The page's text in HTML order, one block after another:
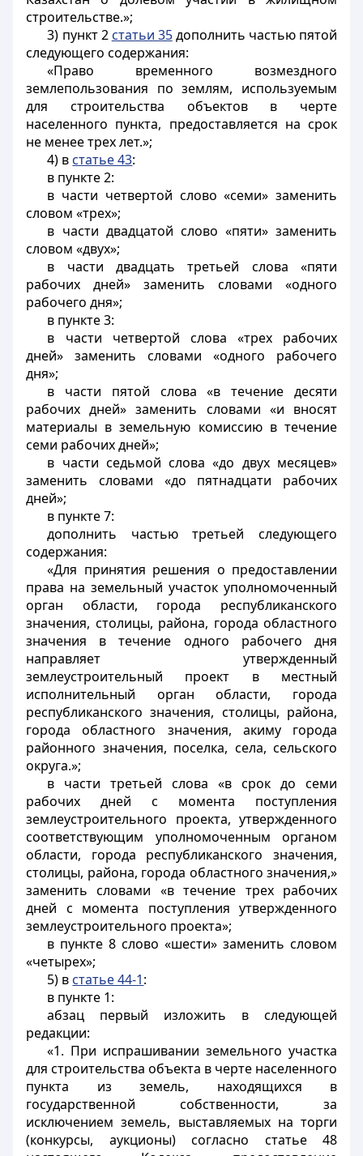
строительстве.»;
3) пункт 2 статьи 35дополнить частью пятой
следующего содержания:
«Право временного возмездного
землепользования по землям, используемым
для строительства объектов в черте
населенного пункта, предоставляется на срок
не менее трех лет.»;
4) в статье 43:
в пункте 2:
в части четвертой слово «семи» заменить
словом «трех»;
в части двадцатой слово «пяти» заменить
словом «двух»;
в части двадцать третьей слова «пяти
рабочих дней» заменить словами «одного
рабочего дня»;
в пункте 3:
в части четвертой слова «трех рабочих
дней» заменить словами «одного рабочего
дня»;
в части пятой слова «в течение десяти
рабочих дней» заменить словами «и вносят
материалы в земельную комиссию в течение
семи рабочих дней»;
в части седьмой слова «до двух месяцев»
заменить словами «до пятнадцати рабочих
дней»;
в пункте 7:
дополнить частью третьей следующего
содержания:
«Для принятия решения о предоставлении
права на земельный участок уполномоченный
орган области, города республиканского
значения, столицы, района, города областного
значения в течение одного рабочего дня
направляет утвержденный
землеустроительный проект в местный
исполнительный орган области, города
республиканского значения, столицы, района,
города областного значения, акиму города
районного значения, поселка, села, сельского
округа.»;
в части третьей слова «в срок до семи
рабочих дней с момента поступления
землеустроительного проекта, утвержденного
соответствующим уполномоченным органом
области, города республиканского значения,
столицы, района, города областного значения,»
заменить словами «в течение трех рабочих
дней с момента поступления утвержденного
землеустроительного проекта»;
в пункте 8 слово «шести» заменить словом
«четырех»;
5) в статье 44-1:
в пункте 1:
абзац первый изложить в следующей
редакции:
«1. При испрашивании земельного участка
для строительства объекта в черте населенного
пункта из земель, находящихся в
государственной собственности, за
исключением земель, выставляемых на торги
(конкурсы, аукционы) согласно статье 48